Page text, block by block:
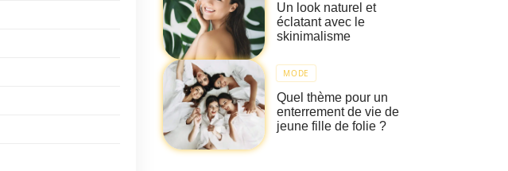
Un look naturel et
éclatant avec le
skinimalisme
MODE
Quel thème pour un
enterrement de vie de
jeune fille de folie ?